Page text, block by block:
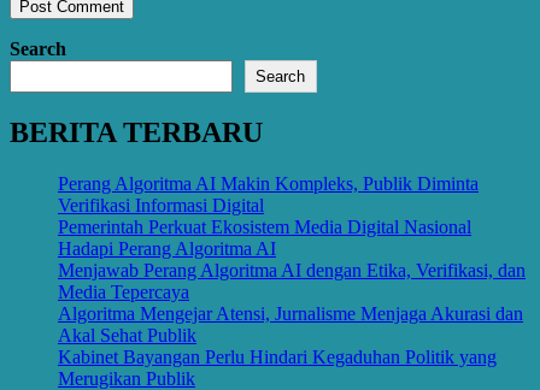
Search
Search
BERITA TERBARU
Perang Algoritma AI Makin Kompleks, Publik Diminta
Verifikasi Informasi Digital
Pemerintah Perkuat Ekosistem Media Digital Nasional
Hadapi Perang Algoritma AI
Menjawab Perang Algoritma AI dengan Etika, Verifikasi, dan
Media Tepercaya
Algoritma Mengejar Atensi, Jurnalisme Menjaga Akurasi dan
Akal Sehat Publik
Kabinet Bayangan Perlu Hindari Kegaduhan Politik yang
Merugikan Publik